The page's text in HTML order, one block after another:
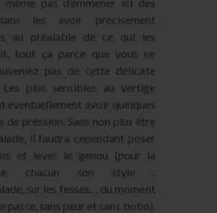
les avoir précisément
au préalable de ce qui les
tout ça parce que vous ne
pas de cette délicate
plus sensibles au vertige
éventuellement avoir quelques
de pression. Sans non plus être
il faudra cependant poser
et lever le genou (pour la
chacun son style :
sur les fesses… du moment
passe, sans peur et sans bobo).